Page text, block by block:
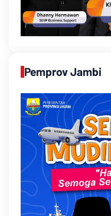
Pemprov Jambi